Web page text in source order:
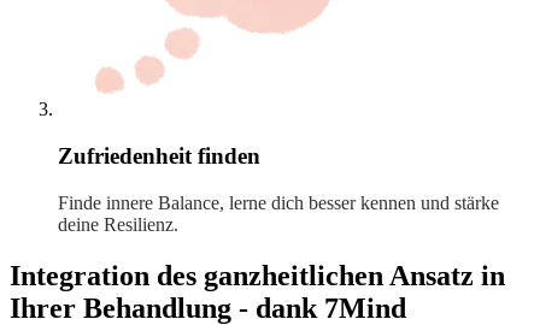
Zufriedenheit finden
Finde innere Balance, lerne dich besser kennen und stärke
deine Resilienz.
Integration des ganzheitlichen Ansatz in
Ihrer Behandlung - dank 7Mind